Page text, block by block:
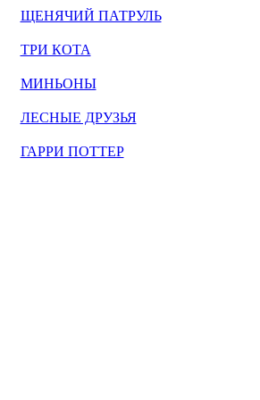
ЩЕНЯЧИЙ ПАТРУЛЬ
ТРИ КОТА
МИНЬОНЫ
ЛЕСНЫЕ ДРУЗЬЯ
ГАРРИ ПОТТЕР